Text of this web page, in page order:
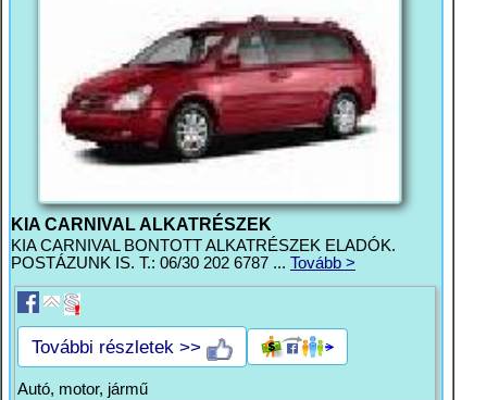
KIA CARNIVAL ALKATRÉSZEK
KIA CARNIVAL BONTOTT ALKATRÉSZEK ELADÓK.
POSTÁZUNK IS. T.: 06/30 202 6787 ... Tovább >
További részletek >>
Autó, motor, jármű